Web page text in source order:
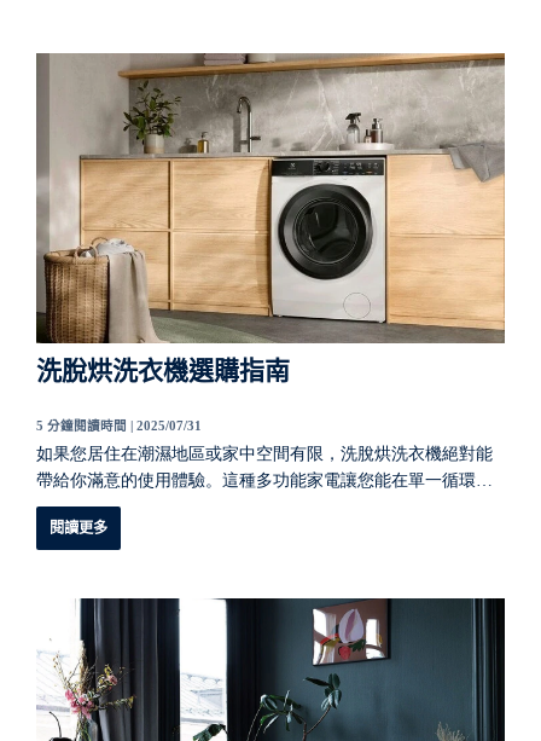
洗脫烘洗衣機選購指南
5 分鐘閱讀時間 | 2025/07/31
如果您居住在潮濕地區或家中空間有限， 洗脫烘洗衣機絕對能
帶給你滿意的使用體驗。這種多功能家電讓您能在單一循環中
完成衣物清洗和烘乾，有效消除洗衣
的麻煩。但是，如何為您的家庭選擇合適的
閱讀更多